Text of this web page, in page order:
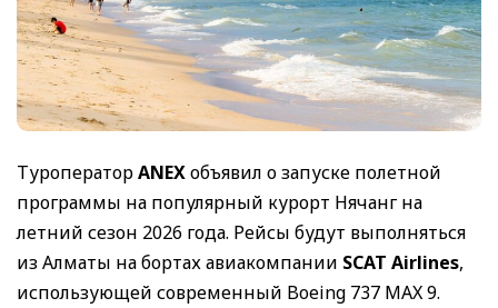
ТуроператорANEXобъявил о запуске полетной
программы на популярный курорт Нячанг на
летний сезон 2026 года. Рейсы будут выполняться
из Алматы на бортах авиакомпании SCAT Airlines,
использующей современный Boeing 737 MAX 9.